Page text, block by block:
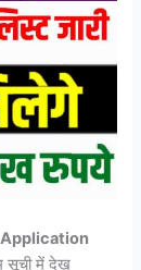
Application
सूची में देख